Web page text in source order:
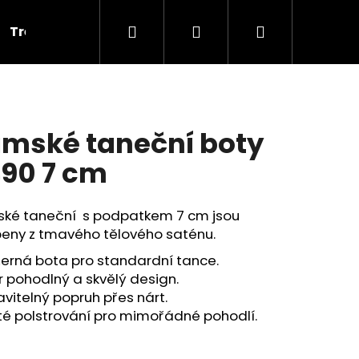
Tréninkové Cvičky Dárkové poukazy
Hledat PřihlášeníNákupní
taneční boty
7 cm
taneční s podpatkem 7 cm jsou
z tmavého tělového saténu.
bota pro standardní tance.
pohodlný a skvělý design.
popruh přes nárt.
polstrování pro mimořádné pohodlí.
ŠPIČKOU PD 121,